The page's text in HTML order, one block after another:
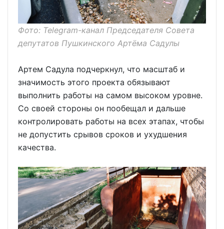
Фото: Telegram-канал Председателя Совета
депутатов Пушкинского Артёма Садулы
Артем Садула подчеркнул, что масштаб и
значимость этого проекта обязывают
выполнить работы на самом высоком уровне.
Со своей стороны он пообещал и дальше
контролировать работы на всех этапах, чтобы
не допустить срывов сроков и ухудшения
качества.